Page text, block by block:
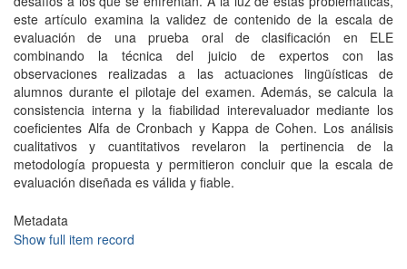
este artículo examina la validez de contenido de la escala de
evaluación de una prueba oral de clasificación en ELE
combinando la técnica del juicio de expertos con las
observaciones realizadas a las actuaciones lingüísticas de
alumnos durante el pilotaje del examen. Además, se calcula la
consistencia interna y la fiabilidad interevaluador mediante los
coeficientes Alfa de Cronbach y Kappa de Cohen. Los análisis
cualitativos y cuantitativos revelaron la pertinencia de la
metodología propuesta y permitieron concluir que la escala de
evaluación diseñada es válida y fiable.
Metadata
Show full item record